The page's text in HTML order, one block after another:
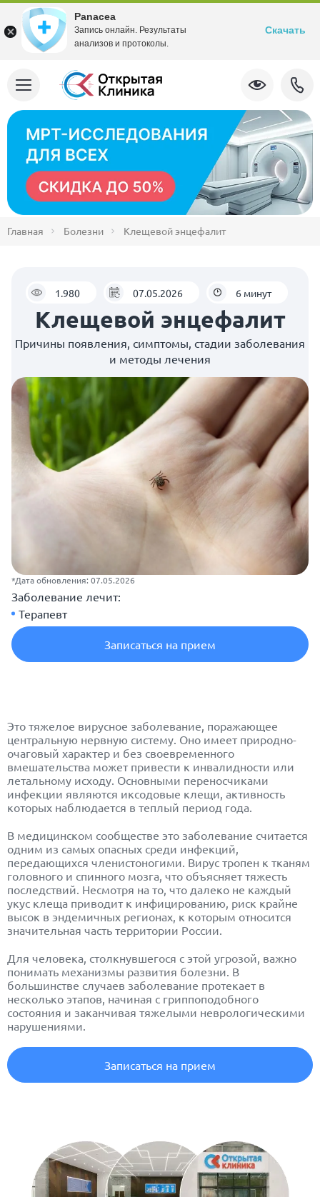
Главная Болезни Клещевой энцефалит
1.980 07.05.2026 6 минут
Клещевой энцефалит
Причины появления, симптомы, стадии заболевания
и методы лечения
*Дата обновления: 07.05.2026
Заболевание лечит:
Терапевт
Записаться на прием
Это тяжелое вирусное заболевание, поражающее
центральную нервную систему. Оно имеет природно-
очаговый характер и без своевременного
вмешательства может привести к инвалидности или
летальному исходу. Основными переносчиками
инфекции являются иксодовые клещи, активность
которых наблюдается в теплый период года.
В медицинском сообществе это заболевание считается
одним из самых опасных среди инфекций,
передающихся членистоногими. Вирус тропен к тканям
головного и спинного мозга, что объясняет тяжесть
последствий. Несмотря на то, что далеко не каждый
укус клеща приводит к инфицированию, риск крайне
высок в эндемичных регионах, к которым относится
значительная часть территории России.
Для человека, столкнувшегося с этой угрозой, важно
понимать механизмы развития болезни. В
большинстве случаев заболевание протекает в
несколько этапов, начиная с гриппоподобного
состояния и заканчивая тяжелыми неврологическими
нарушениями.
Записаться на прием
Panacea
Запись онлайн. Результаты
анализов и протоколы.
Скачать